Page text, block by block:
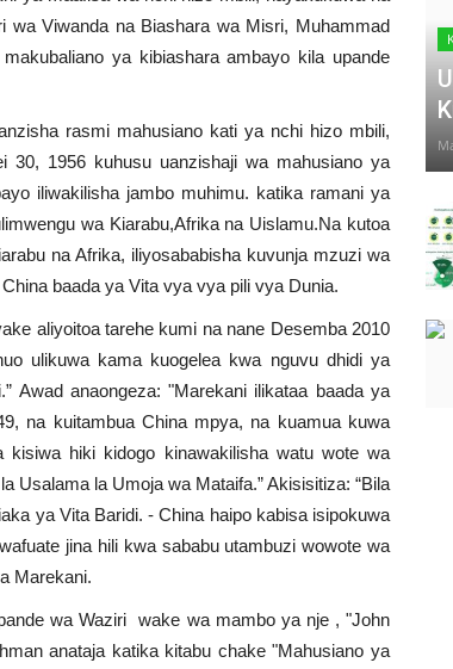
wa Viwanda na Biashara wa Misri, Muhammad
ya kibiashara ambayo kila upande
rasmi mahusiano kati ya nchi hizo mbili,
1956 kuhusu uanzishaji wa mahusiano ya
iliwakilisha jambo muhimu. katika ramani ya
wa Kiarabu,Afrika na Uislamu.Na kutoa
na Afrika, iliyosababisha kuvunja mzuzi wa
baada ya Vita vya vya pili vya Dunia.
aliyoitoa tarehe kumi na nane Desemba 2010
ulikuwa kama kuogelea kwa nguvu dhidi ya
Awad anaongeza: "Marekani ilikataa baada ya
na kuitambua China mpya, na kuamua kuwa
kisiwa hiki kidogo kinawakilisha watu wote wa
Usalama la Umoja wa Mataifa.” Akisisitiza: “Bila
ya Vita Baridi. - China haipo kabisa isipokuwa
jina hili kwa sababu utambuzi wowote wa
Marekani.
wa Waziri wake wa mambo ya nje , "John
anataja katika kitabu chake "Mahusiano ya